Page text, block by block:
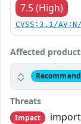
7.5 (High)
CVSS:3.1/
Affected
Threats
Impact